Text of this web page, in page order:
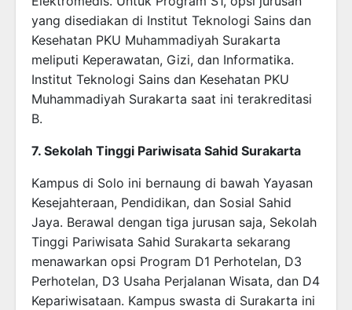
yang disediakan di Institut Teknologi Sains dan
Kesehatan PKU Muhammadiyah Surakarta
meliputi Keperawatan, Gizi, dan Informatika.
Institut Teknologi Sains dan Kesehatan PKU
Muhammadiyah Surakarta saat ini terakreditasi
B.
7. Sekolah Tinggi Pariwisata Sahid Surakarta
Kampus di Solo ini bernaung di bawah Yayasan
Kesejahteraan, Pendidikan, dan Sosial Sahid
Jaya. Berawal dengan tiga jurusan saja, Sekolah
Tinggi Pariwisata Sahid Surakarta sekarang
menawarkan opsi Program D1 Perhotelan, D3
Perhotelan, D3 Usaha Perjalanan Wisata, dan D4
Kepariwisataan. Kampus swasta di Surakarta ini